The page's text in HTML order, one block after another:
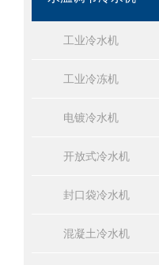
工业冷水机
工业冷冻机
电镀冷水机
开放式冷水机
封口袋冷水机
混凝土冷水机